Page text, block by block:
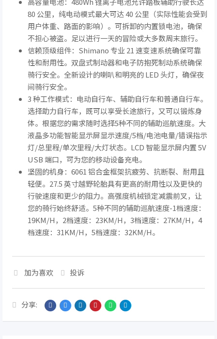
80 公里，纯电动模式最大可达 40 公里（实际性能会受到
用户体重、路面的影响）。可拆卸的内置锁电池，确保
不担心被盗。足以进行一天的冒险或大多数周末旅行。
信赖顶级组件：Shimano 专业 21 速变速系统确保可靠
性和耐用性。双盘式制动器和电子防抱死制动系统确保
骑行安全。全新设计的喇叭和明亮的 LED 头灯，确保夜
间骑行安全。
3 种工作模式：电动自行车、辅助自行车和普通自行车。
选择助力自行车，既可以享受长途旅行，又可以锻炼身
体。根据您的需求随时选择5种不同的辅助巡航速度。大
液晶多功能智能显示屏显示速度/5档/电池电量/错误指示
灯/总里程/单次里程/大灯状态。LCD 智能显示屏内置 5V
USB 端口，可为您的移动设备充电。
坚固的机身：6061 铝合金框架抗疲劳、抗断裂、耐用且
轻便。27.5 英寸越野轮胎具有更高的耐用性以及更快的
行驶速度和更少的阻力。高强度机械锁定减震前叉，让
您的骑行始终舒适。5种不同的辅助巡航速度-1档速度：
19KM/H，2档速度：23KM/H，3档速度：27KM/H，4
档速度：31KM/H，5档速度：32KM/H。
加为喜欢 投诉
分享: